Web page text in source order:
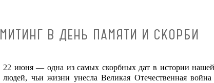
МИТИНГ В ДЕНЬ ПАМЯТИ И СКОРБИ
22 июня — одна из самых скорбных дат в истории
людей, чьи жизни унесла Великая Отечественная